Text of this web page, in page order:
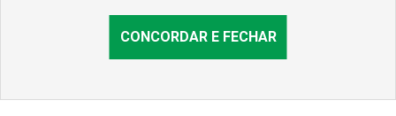
CONCORDAR E FECHAR